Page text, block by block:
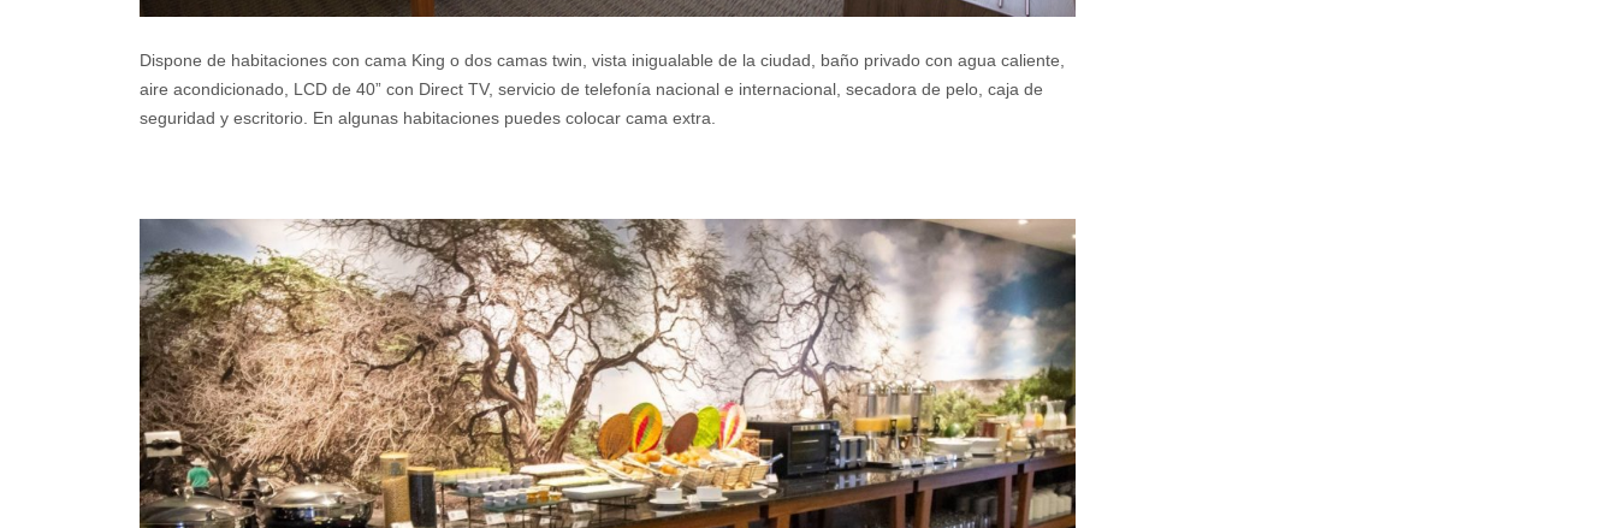
Dispone de habitaciones con cama King o dos camas twin, vista inigualable de la ciudad, baño privado con agua caliente,
aire acondicionado, LCD de 40” con Direct TV, servicio de telefonía nacional e internacional, secadora de pelo, caja de
seguridad y escritorio. En algunas habitaciones puedes colocar cama extra.